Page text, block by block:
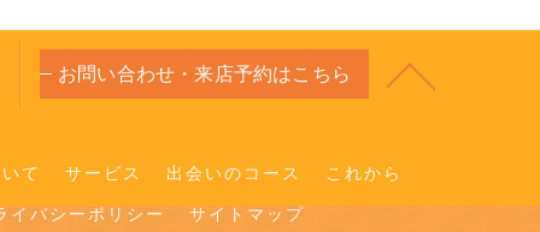
お問い合わせ・来店予約はこちら
て サービス 出会いのコース これから
イバシーポリシー サイトマップ